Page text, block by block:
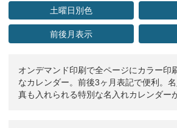
土曜日別色
前後月表示
オンデマンド印刷で全ページにカラー印
なカレンダー。前後3ヶ月表記で便利。
真も入れられる特別な名入れカレンダー